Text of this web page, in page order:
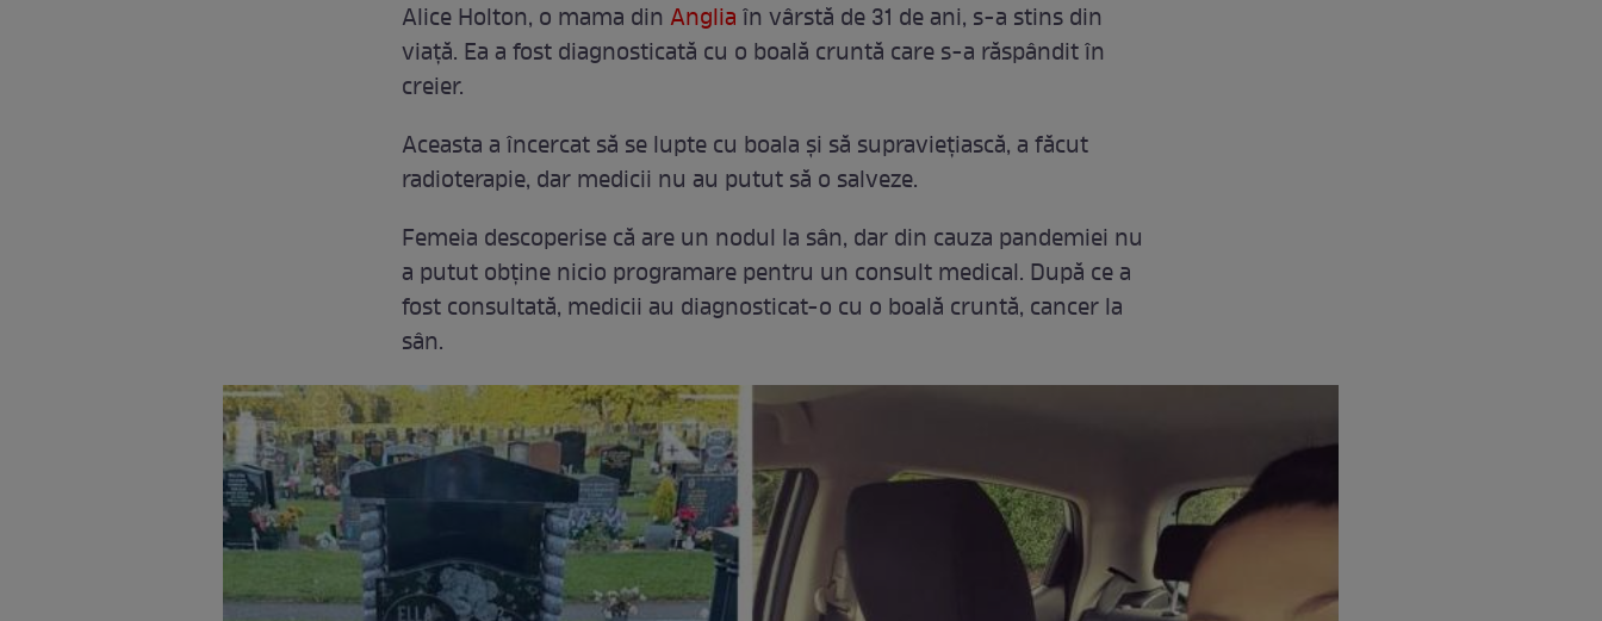
Alice Holton, o mama din Angliaîn vârstă de 31 de ani, s-a stins din
viață. Ea a fost diagnosticată cu o boală cruntă care s-a răspândit în
creier.
Aceasta a încercat să se lupte cu boala și să supraviețiască, a făcut
radioterapie, dar medicii nu au putut să o salveze.
Femeia descoperise că are un nodul la sân, dar din cauza pandemiei nu
a putut obține nicio programare pentru un consult medical. După ce a
fost consultată, medicii au diagnosticat-o cu o boală cruntă, cancer la
sân.